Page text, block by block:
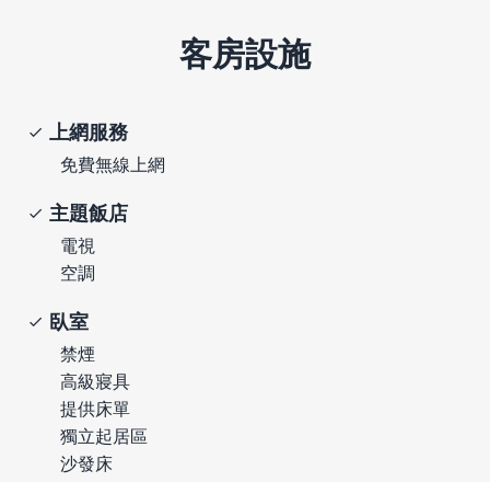
客房設施
上網服務
免費無線上網
主題飯店
電視
空調
臥室
禁煙
高級寢具
提供床單
獨立起居區
沙發床